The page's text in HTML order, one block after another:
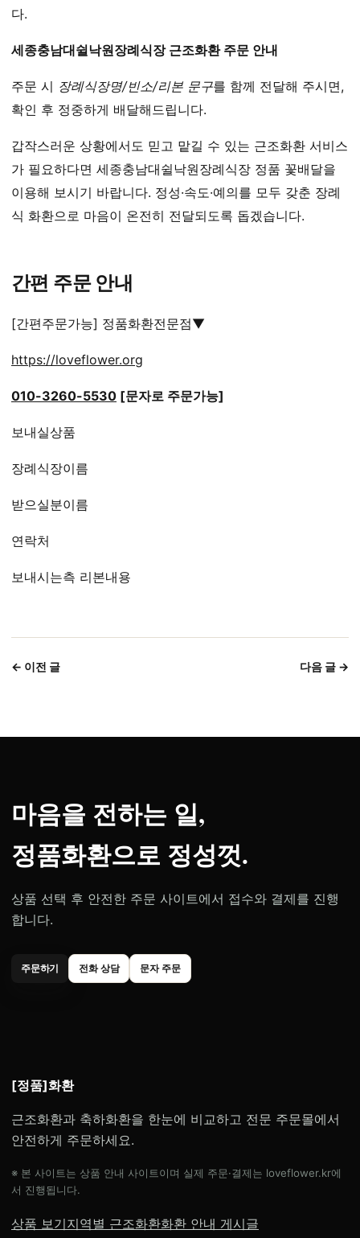
다.
세종충남대쉴낙원장례식장 근조화환 주문 안내
주문 시 장례식장명/빈소/리본 문구를 함께 전달해 주시면,
확인 후 정중하게 배달해드립니다.
갑작스러운 상황에서도 믿고 맡길 수 있는 근조화환 서비스
가 필요하다면 세종충남대쉴낙원장례식장 정품 꽃배달을
이용해 보시기 바랍니다. 정성·속도·예의를 모두 갖춘 장례
식 화환으로 마음이 온전히 전달되도록 돕겠습니다.
간편 주문 안내
[간편주문가능] 정품화환전문점▼
https://loveflower.org
010-3260-5530 [문자로 주문가능]
보내실상품
장례식장이름
받으실분이름
연락처
보내시는측 리본내용
← 이전 글 다음 글 →
마음을 전하는 일,
정품화환으로 정성껏.
상품 선택 후 안전한 주문 사이트에서 접수와 결제를 진행
합니다.
주문하기 전화 상담 문자 주문
[정품]화환
근조화환과 축하화환을 한눈에 비교하고 전문 주문몰에서
안전하게 주문하세요.
※ 본 사이트는 상품 안내 사이트이며 실제 주문·결제는 loveflower.kr에
서 진행됩니다.
상품 보기지역별 근조화환화환 안내 게시글